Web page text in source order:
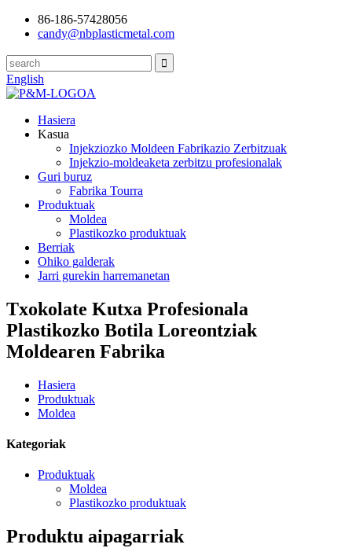
86-186-57428056
candy@nbplasticmetal.com
English
Hasiera
Kasua
Injekziozko Moldeen Fabrikazio Zerbitzuak
Injekzio-moldeaketa zerbitzu profesionalak
Guri buruz
Fabrika Tourra
Produktuak
Moldea
Plastikozko produktuak
Berriak
Ohiko galderak
Jarri gurekin harremanetan
Txokolate Kutxa Profesionala
Plastikozko Botila Loreontziak
Moldearen Fabrika
Hasiera
Produktuak
Moldea
Kategoriak
Produktuak
Moldea
Plastikozko produktuak
Produktu aipagarriak